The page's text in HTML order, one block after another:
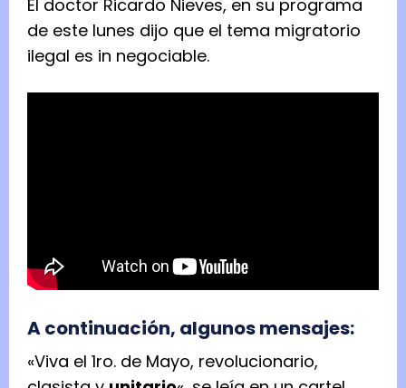
El doctor Ricardo Nieves, en su programa
de este lunes dijo que el tema migratorio
ilegal es in negociable.
A continuación, algunos mensajes:
«Viva el 1ro. de Mayo, revolucionario,